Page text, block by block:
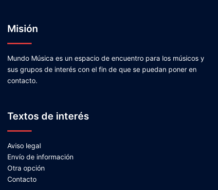
Misión
Mundo Música es un espacio de encuentro para los músicos y
sus grupos de interés con el fin de que se puedan poner en
contacto.
Textos de interés
Aviso legal
Envío de información
Otra opción
Contacto